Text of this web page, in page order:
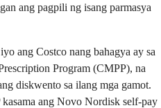
ang pagpili ng isang parmasya
ang Costco nang bahagya ay sa
Program (CMPP), na
diskwento sa ilang mga gamot.
ang Novo Nordisk self-pay